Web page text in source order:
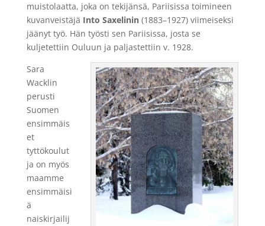
muistolaatta, joka on tekijänsä, Pariisissa toimineen
kuvanveistäjä Into Saxelinin (1883–1927) viimeiseksi
jäänyt työ. Hän työsti sen Pariisissa, josta se
kuljetettiin Ouluun ja paljastettiin v. 1928.
Sara
Wacklin
perusti
Suomen
ensimmäis
et
tyttökoulut
ja on myös
maamme
ensimmäisi
ä
naiskirjailij